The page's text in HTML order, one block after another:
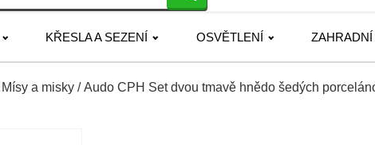
KŘESLA A SEZENÍ OSVĚTLENÍ
Mísy a misky / Audo CPH Set dvou tmavě hnědo šedých